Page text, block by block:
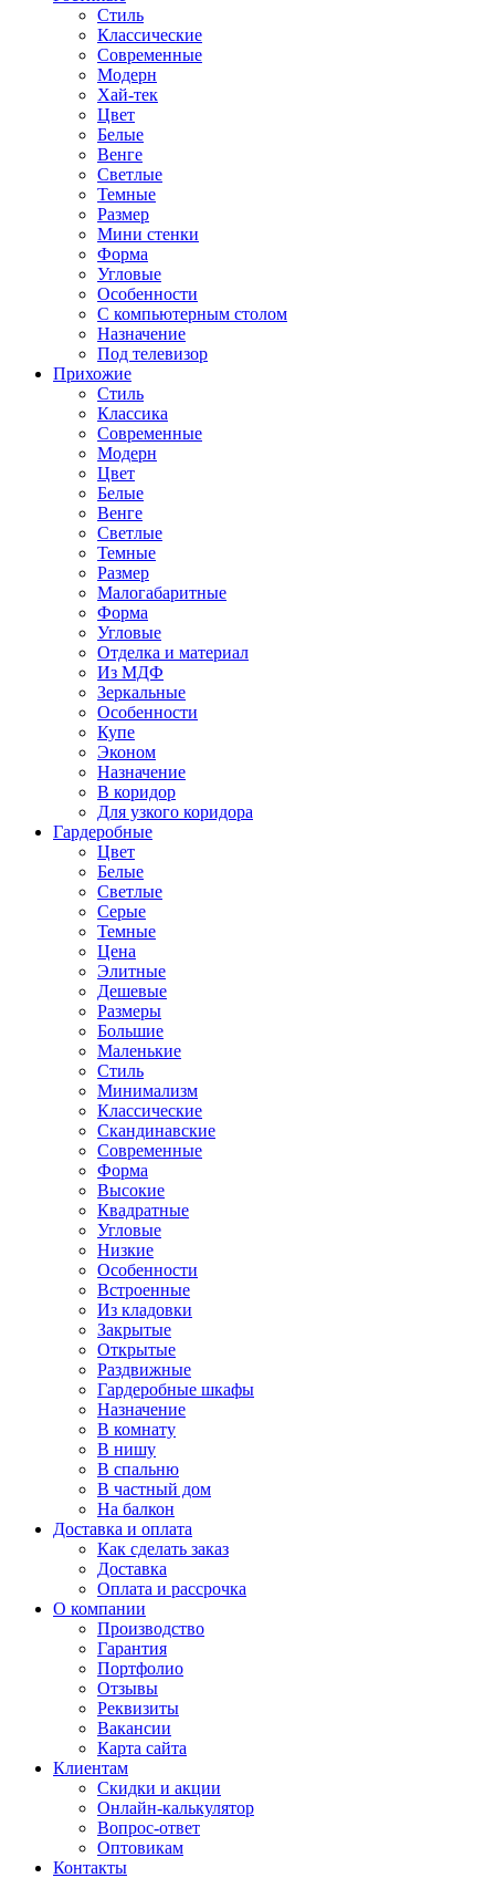
Стиль
Классические
Современные
Модерн
Хай-тек
Цвет
Белые
Венге
Светлые
Темные
Размер
Мини стенки
Форма
Угловые
Особенности
С компьютерным столом
Назначение
Под телевизор
Прихожие
Стиль
Классика
Современные
Модерн
Цвет
Белые
Венге
Светлые
Темные
Размер
Малогабаритные
Форма
Угловые
Отделка и материал
Из МДФ
Зеркальные
Особенности
Купе
Эконом
Назначение
В коридор
Для узкого коридора
Гардеробные
Цвет
Белые
Светлые
Серые
Темные
Цена
Элитные
Дешевые
Размеры
Большие
Маленькие
Стиль
Минимализм
Классические
Скандинавские
Современные
Форма
Высокие
Квадратные
Угловые
Низкие
Особенности
Встроенные
Из кладовки
Закрытые
Открытые
Раздвижные
Гардеробные шкафы
Назначение
В комнату
В нишу
В спальню
В частный дом
На балкон
Доставка и оплата
Как сделать заказ
Доставка
Оплата и рассрочка
О компании
Производство
Гарантия
Портфолио
Отзывы
Реквизиты
Вакансии
Карта сайта
Клиентам
Скидки и акции
Онлайн-калькулятор
Вопрос-ответ
Оптовикам
Контакты